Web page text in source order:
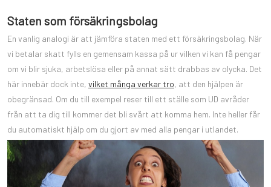
Staten som försäkringsbolag
En vanlig analogi är att jämföra staten med ett försäkringsbolag. När
vi betalar skatt fylls en gemensam kassa på ur vilken vi kan få pengar
om vi blir sjuka, arbetslösa eller på annat sätt drabbas av olycka. Det
här innebär dock inte, vilket många verkar tro, att den hjälpen är
obegränsad. Om du till exempel reser till ett ställe som UD avråder
från att ta dig till kommer det bli svårt att komma hem. Inte heller får
du automatiskt hjälp om du gjort av med alla pengar i utlandet.